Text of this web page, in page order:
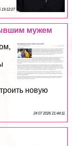
19:12:27
мужем
новую
24 07 2026 21:44:11